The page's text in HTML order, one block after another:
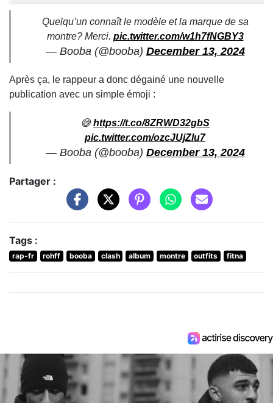
Quelqu’un connaît le modèle et la marque de sa
montre? Merci. pic.twitter.com/w1h7fNGBY3
— Booba (@booba) December 13, 2024
Après ça, le rappeur a donc dégainé une nouvelle
publication avec un simple émoji :
😅 https://t.co/8ZRWD32gbS
pic.twitter.com/ozcJUjZlu7
— Booba (@booba) December 13, 2024
Partager :
Tags :
rap-fr rohff booba clash album montre outfits fitna